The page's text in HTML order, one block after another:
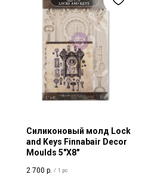
Силиконовый молд Lock
and Keys Finnabair Decor
Moulds 5"X8"
2 700 р. / 1 pc